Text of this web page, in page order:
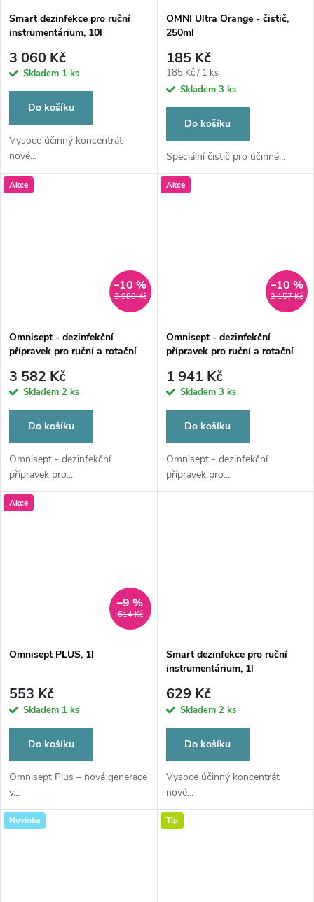
Smart dezinfekce pro ruční
instrumentárium, 10l
3 060 Kč
Skladem 1 ks
Do košíku
Vysoce účinný koncentrát
nové...
OMNI Ultra Orange - čistič,
250ml
185 Kč
Měrná
cena:
185 Kč / 1 ks
Skladem 3 ks
Do košíku
Speciální čistič pro účinné...
Akce
3 980 Kč
–10 %
Omnisept - dezinfekční
přípravek pro ruční a rotační
3 582 Kč
Skladem 2 ks
Do košíku
Omnisept - dezinfekční
přípravek pro...
Akce
2 157 Kč
–10 %
Omnisept - dezinfekční
přípravek pro ruční a rotační
1 941 Kč
Skladem 3 ks
Do košíku
Omnisept - dezinfekční
přípravek pro...
Akce
614 Kč
–9 %
Omnisept PLUS, 1l
553 Kč
Skladem 1 ks
Do košíku
Omnisept Plus – nová generace
v...
Smart dezinfekce pro ruční
instrumentárium, 1l
629 Kč
Skladem 2 ks
Do košíku
Vysoce účinný koncentrát
nové...
Novinka Tip